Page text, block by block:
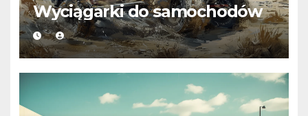
Wyciągarki do samochodów